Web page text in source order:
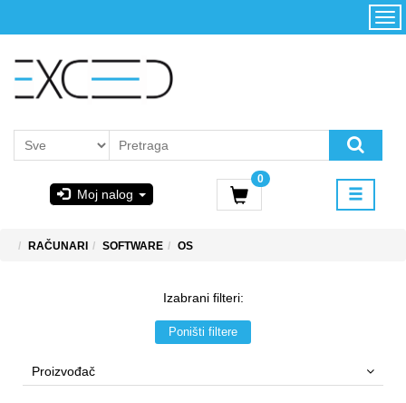
Moj nalog
0
Početna
korišćenja i
RAČUNARI SOFTWARE OS
Izabrani filteri:
Poništi filtere
Proizvođač